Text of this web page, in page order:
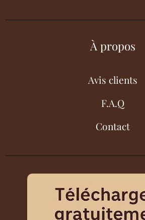
À propos
Avis clients
F.A.Q
Contact